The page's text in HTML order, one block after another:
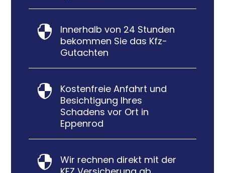

Innerhalb von 24 Stunden
bekommen Sie das Kfz-
Gutachten

Kostenfreie Anfahrt und
Besichtigung Ihres
Schadens vor Ort in
Eppenrod

Wir rechnen direkt mit der